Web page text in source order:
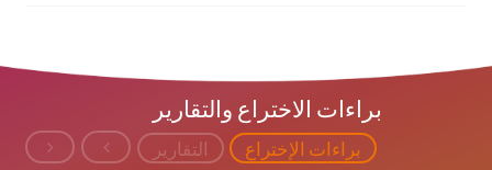
براءات الاختراع والتقارير
براءات الإختراع التقارير